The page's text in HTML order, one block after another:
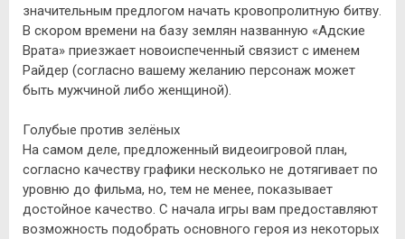
значительным предлогом начать кровопролитную битву.
В скором времени на базу землян названную «Адские
Врата» приезжает новоиспеченный связист с именем
Райдер (согласно вашему желанию персонаж может
быть мужчиной либо женщиной).
Голубые против зелёных
На самом деле, предложенный видеоигровой план,
согласно качеству графики несколько не дотягивает по
уровню до фильма, но, тем не менее, показывает
достойное качество. С начала игры вам предоставляют
возможность подобрать основного героя из некоторых